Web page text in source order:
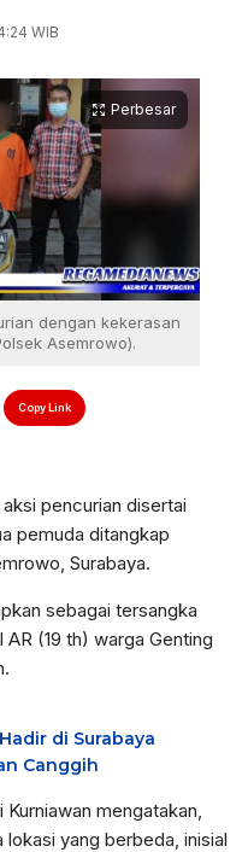
WIB
Perbesar
dengan kekerasan
Asemrowo).
Copy Link
pencurian disertai
pemuda ditangkap
Surabaya.
sebagai tersangka
(19 th) warga Genting
di Surabaya
Canggih
mengatakan,
yang berbeda, inisial